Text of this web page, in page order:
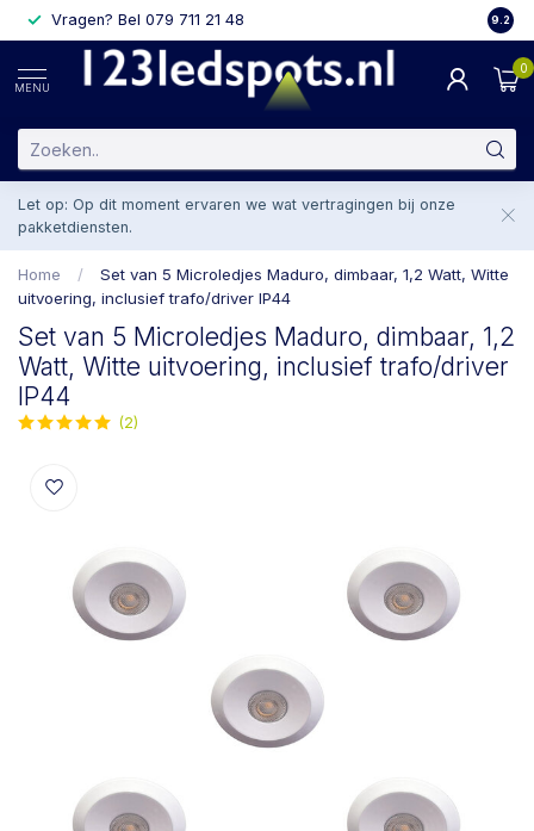
Vragen? Bel 079 711 21 48 29.2
MENU
0
Let op: Op dit moment ervaren we wat vertragingen bij onze
pakketdiensten.
Home /
Set van 5 Microledjes Maduro, dimbaar, 1,2 Watt, Witte
uitvoering, inclusief trafo/driver IP44
Set van 5 Microledjes Maduro, dimbaar, 1,2
Watt, Witte uitvoering, inclusief trafo/driver
IP44
(2)